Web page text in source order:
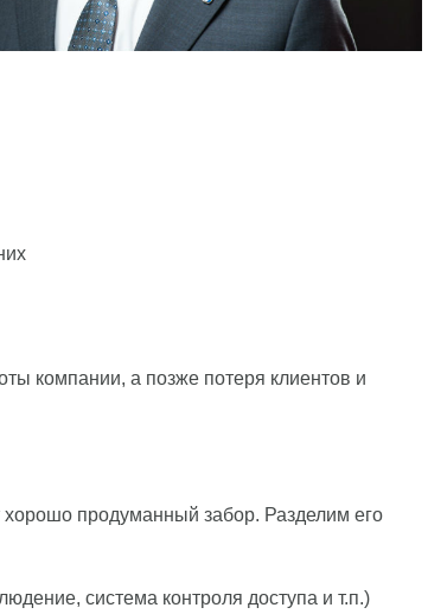
компании, а позже потеря клиентов и
продуманный забор. Разделим его
система контроля доступа и т.п.)